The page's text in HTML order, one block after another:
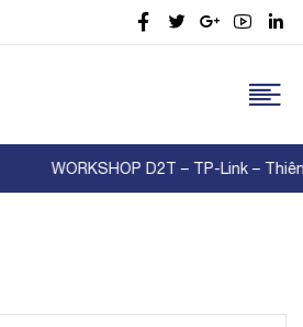
TP-Link – Thiên Lam | KẾT NỐI ...